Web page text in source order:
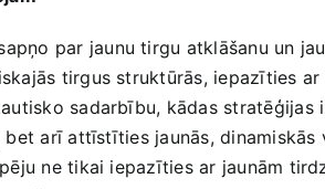
par jaunu tirgu atklāšanu un
tirgus struktūrās, iepazīties
sadarbību, kādas stratēģijas
arī attīstīties jaunās,
ne tikai iepazīties ar jaunām